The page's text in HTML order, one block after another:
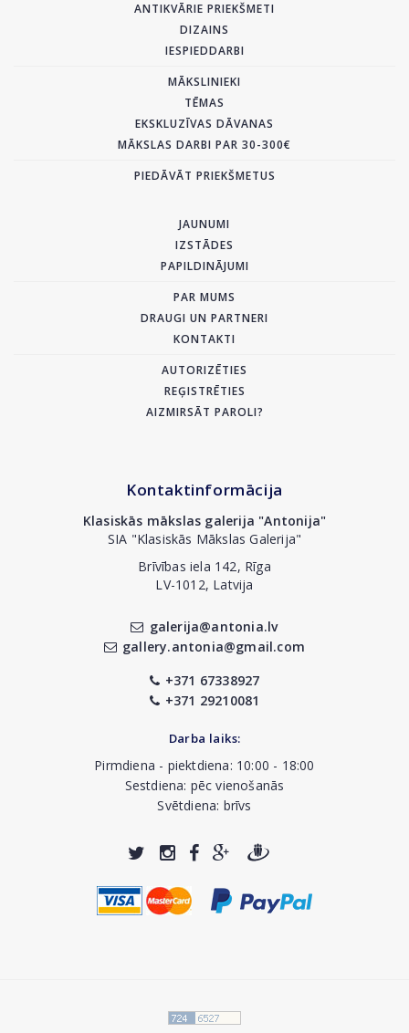
ANTIKVĀRIE PRIEKŠMETI
DIZAINS
IESPIEDDARBI
MĀKSLINIEKI
TĒMAS
EKSKLUZĪVAS DĀVANAS
MĀKSLAS DARBI PAR 30-300€
PIEDĀVĀT PRIEKŠMETUS
JAUNUMI
IZSTĀDES
PAPILDINĀJUMI
PAR MUMS
DRAUGI UN PARTNERI
KONTAKTI
AUTORIZĒTIES
REĢISTRĒTIES
AIZMIRSĀT PAROLI?
Kontaktinformācija
Klasiskās mākslas galerija "Antonija"
SIA "Klasiskās Mākslas Galerija"
Brīvības iela 142, Rīga
LV-1012, Latvija
galerija@antonia.lv
gallery.antonia@gmail.com
+371 67338927
+371 29210081
Darba laiks:
Pirmdiena - piektdiena: 10:00 - 18:00
Sestdiena: pēc vienošanās
Svētdiena: brīvs